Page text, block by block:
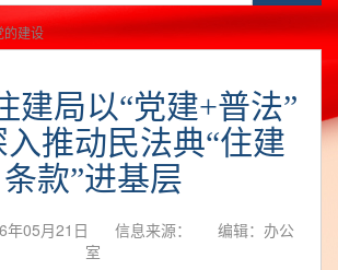
的建设
建局以“党建+普法”
推动民法典“住建
条款”进基层
年05月21日 信息来源：
编辑：办公
室